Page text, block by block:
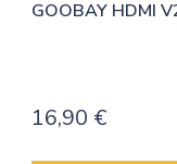
GOOBAY HDMI
16,90 €